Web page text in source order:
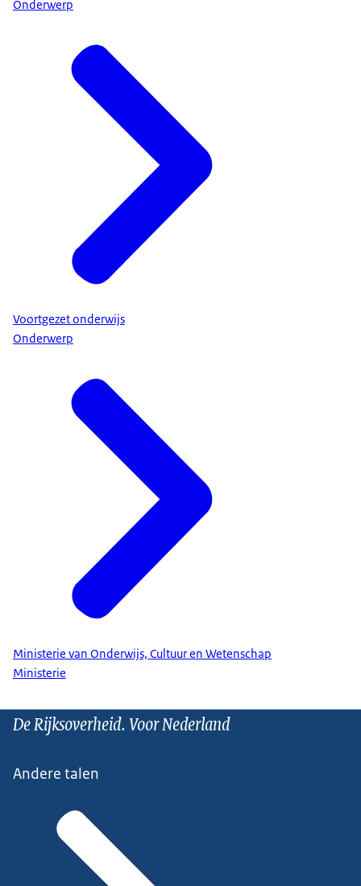
Onderwerp
Voortgezet onderwijs
Onderwerp
Ministerie van Onderwijs, Cultuur en Wetenschap
Ministerie
De Rijksoverheid. Voor Nederland
Andere talen